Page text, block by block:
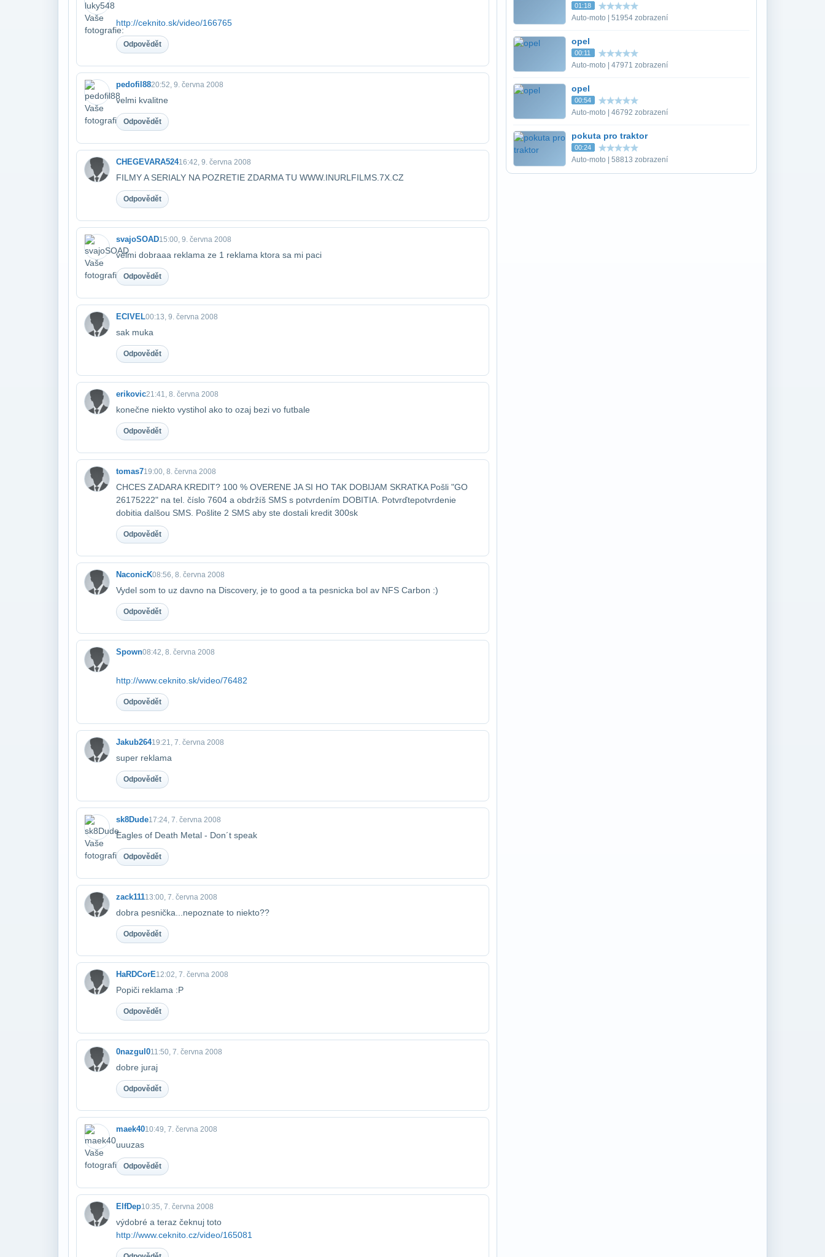
http://ceknito.sk/video/166765
Odpovědět
pedofil8820:52, 9. června 2008
velmi kvalitne
Odpovědět
CHEGEVARA52416:42, 9. června 2008
FILMY A SERIALY NA POZRETIE ZDARMA TU WWW.INURLFILMS.7X.CZ
Odpovědět
svajoSOAD15:00, 9. června 2008
velmi dobraaa reklama ze 1 reklama ktora sa mi paci
Odpovědět
ECIVEL00:13, 9. června 2008
sak muka
Odpovědět
erikovic21:41, 8. června 2008
konečne niekto vystihol ako to ozaj bezi vo futbale
Odpovědět
tomas719:00, 8. června 2008
CHCES ZADARA KREDIT? 100 % OVERENE JA SI HO TAK DOBIJAM SKRATKA Pošli "GO​
26175222" na tel. číslo 7604 a obdržíš SMS s potvrdením DOBITIA. Potvrďte​potvrdenie
dobitia dalšou SMS. Pošlite 2 SMS aby ste dostali kredit 300sk
Odpovědět
NaconicK08:56, 8. června 2008
Vydel som to uz davno na Discovery, je to good a ta pesnicka bol av NFS Carbon :)
Odpovědět
Spown08:42, 8. června 2008
http://www.ceknito.sk/video/76482
Odpovědět
Jakub26419:21, 7. června 2008
super reklama
Odpovědět
sk8Dude17:24, 7. června 2008
Eagles of Death Metal - Don´t speak
Odpovědět
zack11113:00, 7. června 2008
dobra pesnička...nepoznate to niekto??
Odpovědět
HaRDCorE12:02, 7. června 2008
Popiči reklama :P
Odpovědět
0nazgul011:50, 7. června 2008
dobre juraj
Odpovědět
maek4010:49, 7. června 2008
uuuzas
Odpovědět
ElfDep10:35, 7. června 2008
výdobré a teraz čeknuj toto
http://www.ceknito.cz/video/165081
01:18
Auto-moto | 51954 zobrazení
opel
00:11
Auto-moto | 47971 zobrazení
opel
00:54
Auto-moto | 46792 zobrazení
pokuta pro traktor
00:24
Auto-moto | 58813 zobrazení